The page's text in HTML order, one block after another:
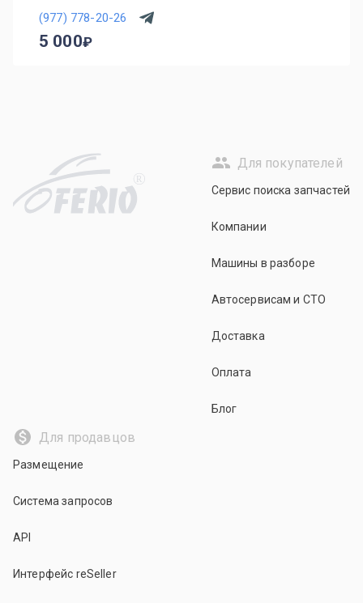
(977) 778-20-26
5 000
R
Для покупателей
Сервис поиска запчастей
Компании
Машины в разборе
Автосервисам и СТО
Доставка
Оплата
Блог
Для продавцов
Размещение
Система запросов
API
Интерфейс reSeller